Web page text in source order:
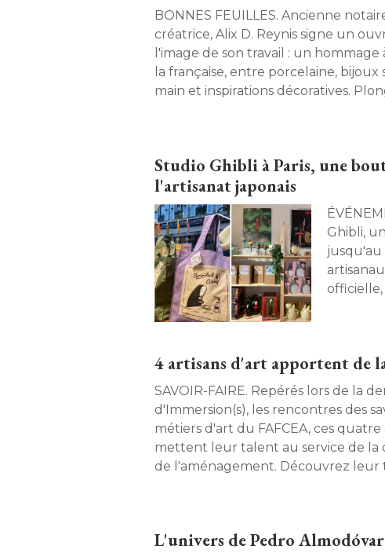
BONNES FEUILLES. Ancienne notaire devenue
créatrice, Alix D. Reynis signe un
l'image de son travail : un hommage
la française, entre porcelaine, bijoux
main et inspirations décoratives.
Studio Ghibli à Paris, une
l'artisanat japonais
ÉVÉNEMENT. A l'occasion
Ghibli,
jusqu'au
4 artisans d'art apportent de
SAVOIR-FAIRE. Repérés lors de la dernière édition
d'Immersion(s), les rencontres des
métiers d'art du FAFCEA, ces quatre
mettent leur talent au service de la
de l'aménagement. Découvrez leur
L'univers de Pedro